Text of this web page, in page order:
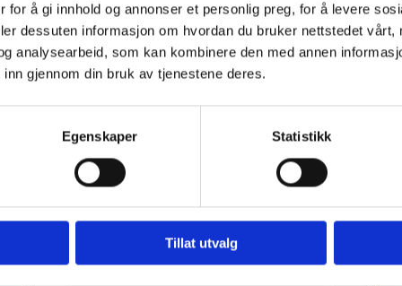
for å gi innhold og annonser et personlig preg, for å levere
dessuten informasjon om hvordan du bruker nettstedet vårt,
analysearbeid, som kan kombinere den med annen
gjennom din bruk av tjenestene deres.
Egenskaper Statistikk
Tillat utvalg